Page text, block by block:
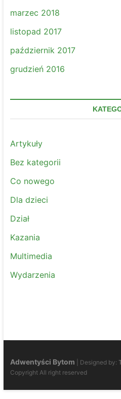
marzec 2018
listopad 2017
październik 2017
grudzień 2016
Artykuły
Bez kategorii
Co nowego
Dla dzieci
Dział
Kazania
Multimedia
Wydarzenia
Adwentyści Bytom | Designed by:
Copyright All right reserved